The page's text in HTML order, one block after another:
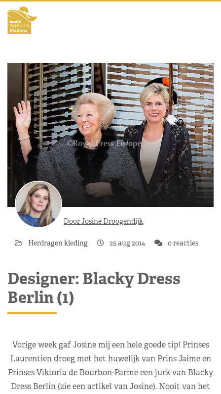
Door Josine Droogendijk
Herdragen kleding 25 aug 2014 0 reacties
Designer: Blacky Dress
Berlin (1)
Vorige week gaf Josine mij een hele goede tip! Prinses
Laurentien droeg met het huwelijk van Prins Jaime en
Prinses Viktoria de Bourbon-Parme een jurk van Blacky
Dress Berlin (zie een artikel van Josine). Nooit van het